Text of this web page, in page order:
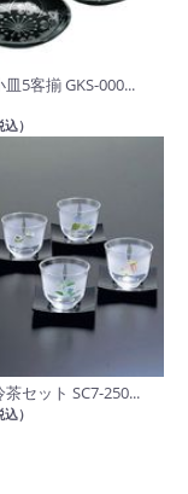
5客揃 GKS-000...
込）
セット SC7-250...
込）